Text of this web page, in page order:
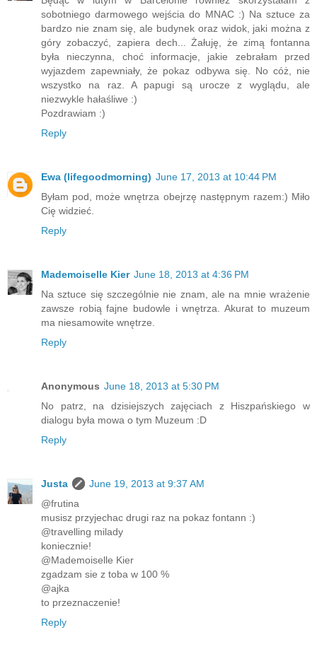
sobotniego darmowego wejścia do MNAC :) Na sztuce za
bardzo nie znam się, ale budynek oraz widok, jaki można z
góry zobaczyć, zapiera dech... Żałuję, że zimą fontanna
była nieczynna, choć informacje, jakie zebrałam przed
wyjazdem zapewniały, że pokaz odbywa się. No cóż, nie
wszystko na raz. A papugi są urocze z wyglądu, ale
niezwykle hałaśliwe :)
Pozdrawiam :)
Reply
Ewa (lifegoodmorning) June 17, 2013 at 10:44 PM
Byłam pod, może wnętrza obejrzę następnym razem:) Miło
Cię widzieć.
Reply
Mademoiselle Kier June 18, 2013 at 4:36 PM
Na sztuce się szczególnie nie znam, ale na mnie wrażenie
zawsze robią fajne budowle i wnętrza. Akurat to muzeum
ma niesamowite wnętrze.
Reply
Anonymous June 18, 2013 at 5:30 PM
No patrz, na dzisiejszych zajęciach z Hiszpańskiego w
dialogu była mowa o tym Muzeum :D
Reply
Justa
June 19, 2013 at 9:37 AM
@frutina
musisz przyjechac drugi raz na pokaz fontann :)
@travelling milady
koniecznie!
@Mademoiselle Kier
zgadzam sie z toba w 100 %
@ajka
to przeznaczenie!
Reply